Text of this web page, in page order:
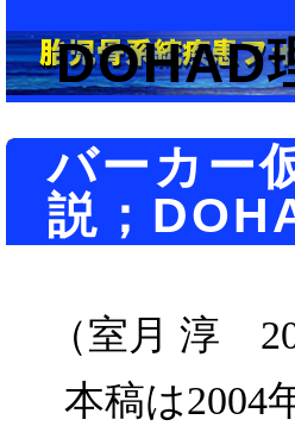
DOHAD
バーカー
説；
（室月 淳
本稿は2004